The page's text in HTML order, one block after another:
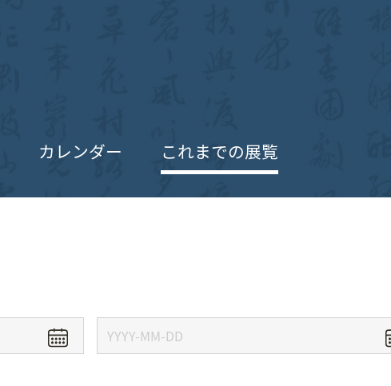
カレンダー これまでの展覧